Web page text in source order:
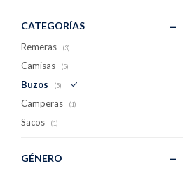
GÉNERO
CATEGORÍAS
Remeras (3)
Camisas (5)
Buzos (5)
Camperas (1)
Sacos (1)